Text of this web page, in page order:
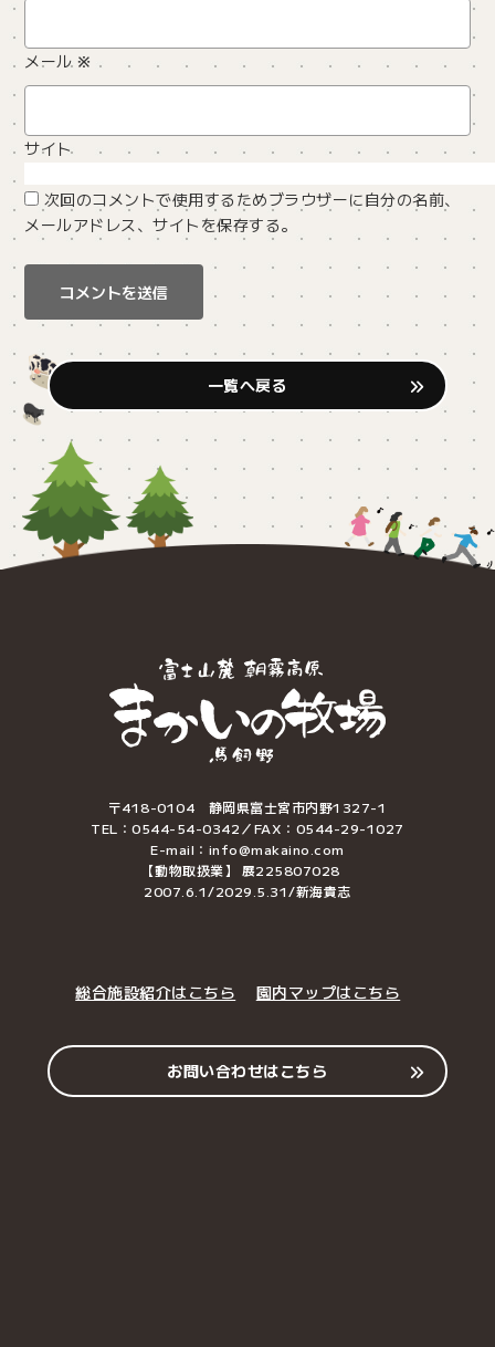
メール※
サイト
次回のコメントで使用するためブラウザーに自分の名前、
メールアドレス、サイトを保存する。
一覧へ戻る
〒418-0104 静岡県富士宮市内野1327-1
TEL：0544-54-0342／FAX：0544-29-1027
E-mail：info@makaino.com
【動物取扱業】 展225807028
2007.6.1/2029.5.31/新海貴志
総合施設紹介はこちら 園内マップはこちら
お問い合わせはこちら